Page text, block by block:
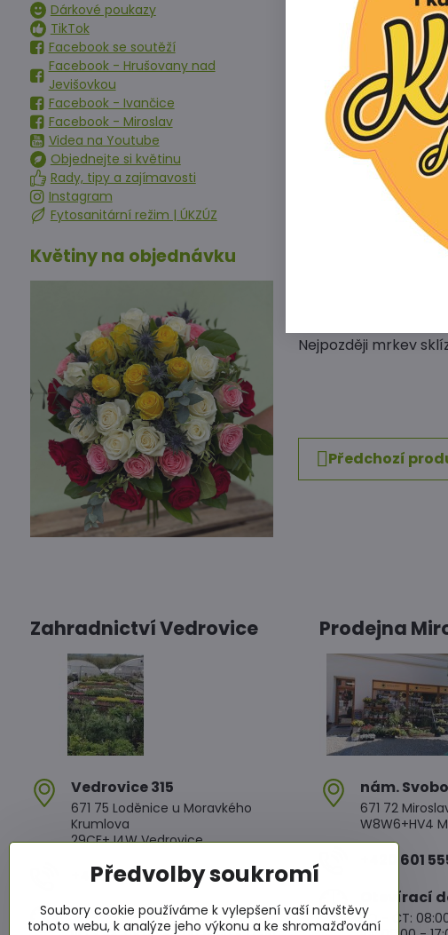
Před jarním
nezapomeňte na
Kamenité a
těchto podmínkách
Nejlepším místem
umístěné na
Do řádně
výsev do řádků
Semena vkládejte
hlubokém výsevu
Po vzejití osiva
jednoťte, abyste
Vzrostlé jedince
Nejpozději mrkev
Předchozí
Dárkové poukazy
TikTok
Facebook se soutěží
Facebook - Hrušovany nad
Jevišovkou
Facebook - Ivančice
Facebook - Miroslav
Videa na Youtube
Objednejte si květinu
Rady, tipy a zajímavosti
Instagram
Fytosanitární režim | ÚKZÚZ
Květiny na objednávku
Zahradnictví Vedrovice
Vedrovice 315
671 75 Loděnice u Moravkého
Krumlova
29CF+J4W Vedrovice
+420 607 042 662
Otevírací doba
Prodejna
nám​.
671 72
W8W6+HV4
+420 601
Otevírací
PO - ČT:
Předvolby soukromí
Soubory cookie používáme k vylepšení vaší návštěvy
tohoto webu, k analýze jeho výkonu a ke shromažďování